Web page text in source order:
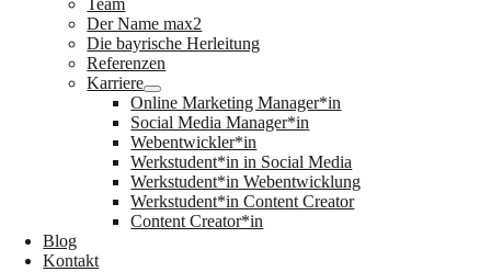
Team
Der Name max2
Die bayrische Herleitung
Referenzen
Karriere
Online Marketing Manager*in
Social Media Manager*in
Webentwickler*in
Werkstudent*in in Social Media
Werkstudent*in Webentwicklung
Werkstudent*in Content Creator
Content Creator*in
Blog
Kontakt